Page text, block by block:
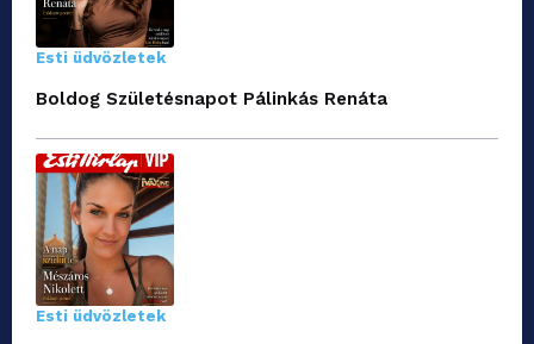
Esti üdvözletek
Boldog Születésnapot Pálinkás Renáta
Esti üdvözletek